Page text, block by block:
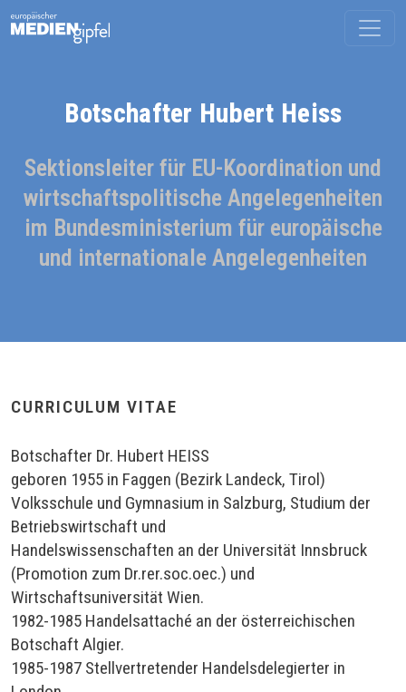
Botschafter Hubert Heiss
Sektionsleiter für EU-Koordination und
wirtschaftspolitische Angelegenheiten
im Bundesministerium für europäische
und internationale Angelegenheiten
CURRICULUM VITAE
Botschafter Dr. Hubert HEISS
geboren 1955 in Faggen (Bezirk Landeck, Tirol)
Volksschule und Gymnasium in Salzburg, Studium der
Betriebswirtschaft und
Handelswissenschaften an der Universität Innsbruck
(Promotion zum Dr.rer.soc.oec.) und
Wirtschaftsuniversität Wien.
1982-1985 Handelsattaché an der österreichischen
Botschaft Algier.
1985-1987 Stellvertretender Handelsdelegierter in